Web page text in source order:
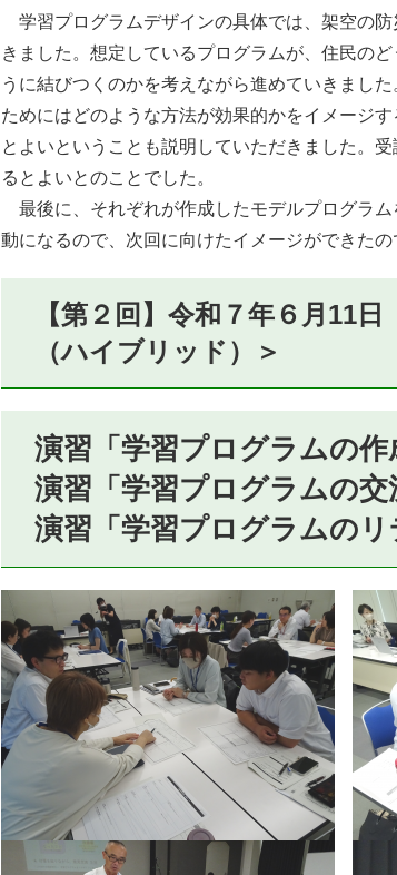
学習プログラムデザインの具体では、架空の
きました。想定しているプログラムが、住民の
うに結びつくのかを考えながら進めていきまし
ためにはどのような方法が効果的かをイメージ
とよいということも説明していただきました。
るとよいとのことでした。
最後に、それぞれが作成したモデルプログラ
動になるので、次回に向けたイメージができたの
【第２回】令和７年６月11
（ハイブリッド）＞
演習「学習プログラムの作
演習「学習プログラムの交
演習「学習プログラムのリ